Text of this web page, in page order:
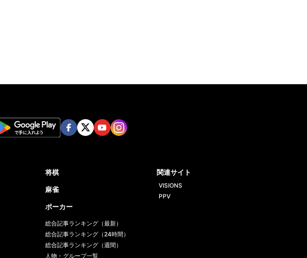
将棋
麻雀
ポーカー
総合記事ランキング（最新）
総合記事ランキング（24時間）
総合記事ランキング（週間）
人物・グループ一覧
関連サイト
VISIONS
PPV